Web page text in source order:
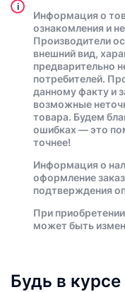
i
Информация о
ознакомления и
Производители
внешний вид,
предварительно
потребителей.
данному факту и
возможные
товара. Будем
ошибках — это
точнее!
Информация о
оформление
подтверждения
При
может быть
Будь в курсе